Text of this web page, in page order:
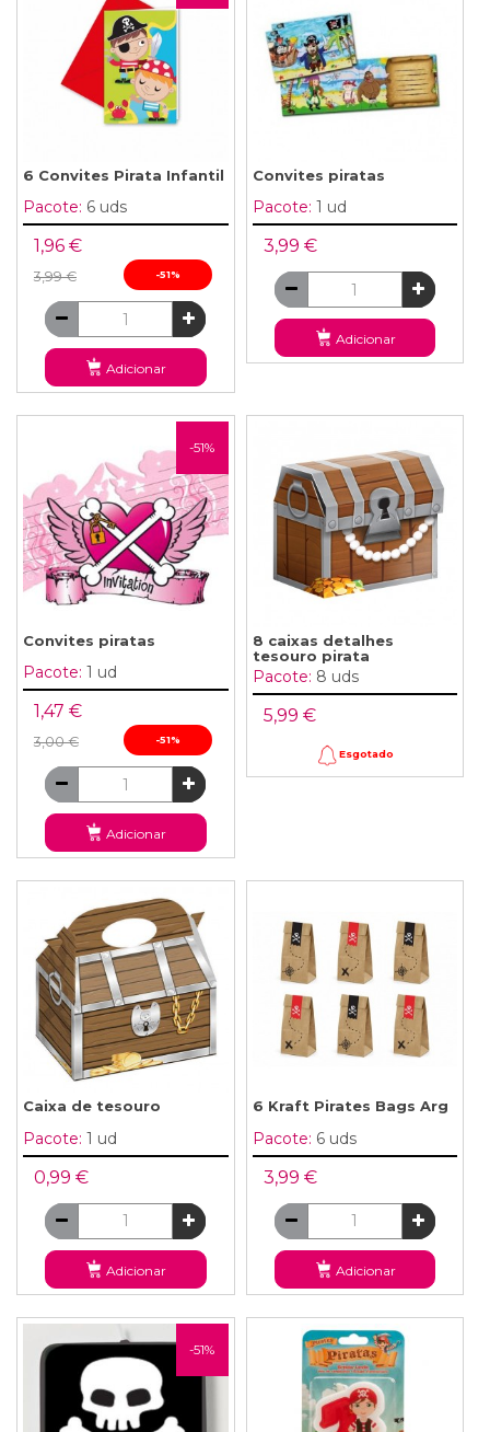
6 Convites Pirata Infantil
Pacote: 6 uds
1,96 €
3,99 € -51%
Adicionar
Convites piratas
Pacote: 1 ud
3,99 €
Adicionar
-51%
Convites piratas
Pacote: 1 ud
1,47 €
3,00 € -51%
Adicionar
8 caixas detalhes
tesouro pirata
Pacote: 8 uds
5,99 €
Esgotado
Caixa de tesouro
Pacote: 1 ud
0,99 €
Adicionar
6 Kraft Pirates Bags Arg
Pacote: 6 uds
3,99 €
Adicionar
-51%